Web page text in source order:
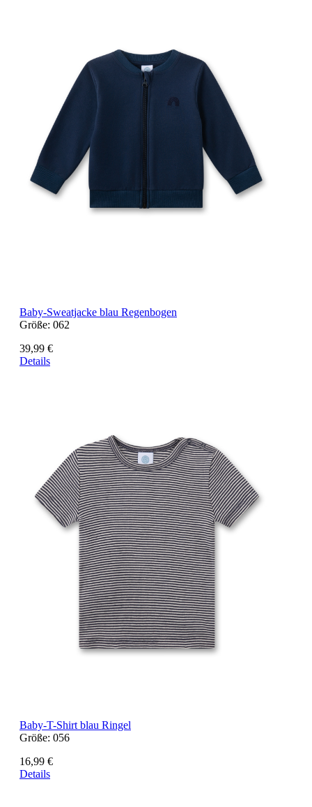
Baby-Sweatjacke blau Regenbogen
Größe: 062
39,99 €
Details
Baby-T-Shirt blau Ringel
Größe: 056
16,99 €
Details